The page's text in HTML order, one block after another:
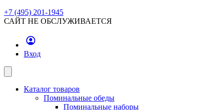
+7 (495) 201-1945
САЙТ НЕ ОБСЛУЖИВАЕТСЯ
Вход
Каталог товаров
Поминальные обеды
Поминальные наборы